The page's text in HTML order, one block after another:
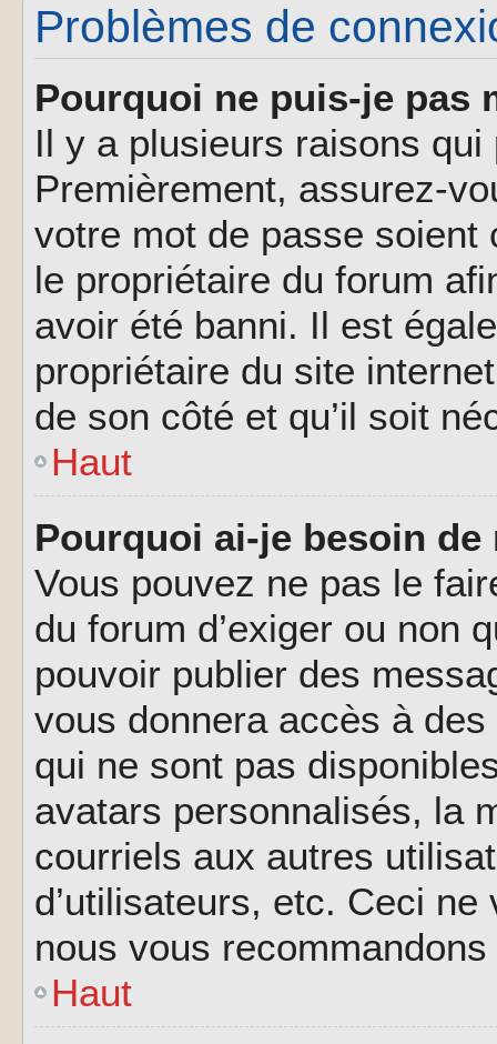
Problèmes de
Pourquoi ne puis-je pas
Il y a plusieurs raisons
Premièrement, assurez-
votre mot de passe soient
le propriétaire du forum
avoir été banni. Il est
propriétaire du site
de son côté et qu’il soit
Haut
Pourquoi ai-je besoin
Vous pouvez ne pas le
du forum d’exiger ou non
pouvoir publier des
vous donnera accès à
qui ne sont pas
avatars personnalisés, la
courriels aux autres
d’utilisateurs, etc. Ceci
nous vous
Haut